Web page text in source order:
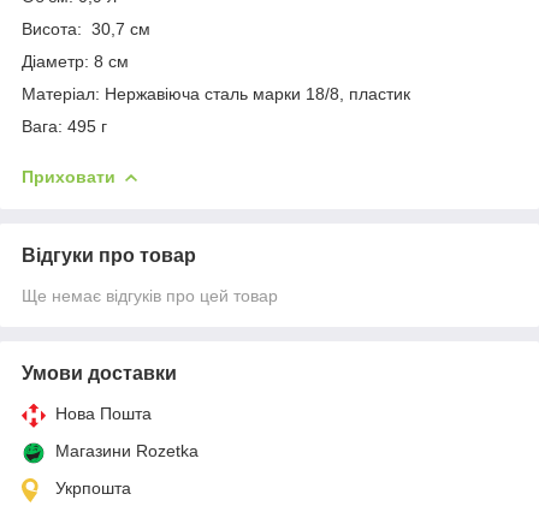
Висота: 30,7 см
Діаметр: 8 см
Матеріал: Нержавіюча сталь марки 18/8, пластик
Вага: 495 г
Приховати
Відгуки про товар
Ще немає відгуків про цей товар
Умови доставки
Нова Пошта
Магазини Rozetka
Укрпошта